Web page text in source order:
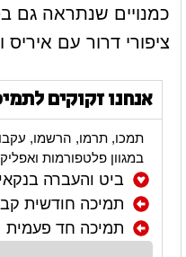
כמנויים שנתראה גם
ציפורי דרור עם איריס
אנחנו זקוקים
תמכו, תרמו, הרשמו, עקבו,
במגוון פלטפורמות
ביט והעברה
תמיכה חודשית
תמיכה חד פעמית